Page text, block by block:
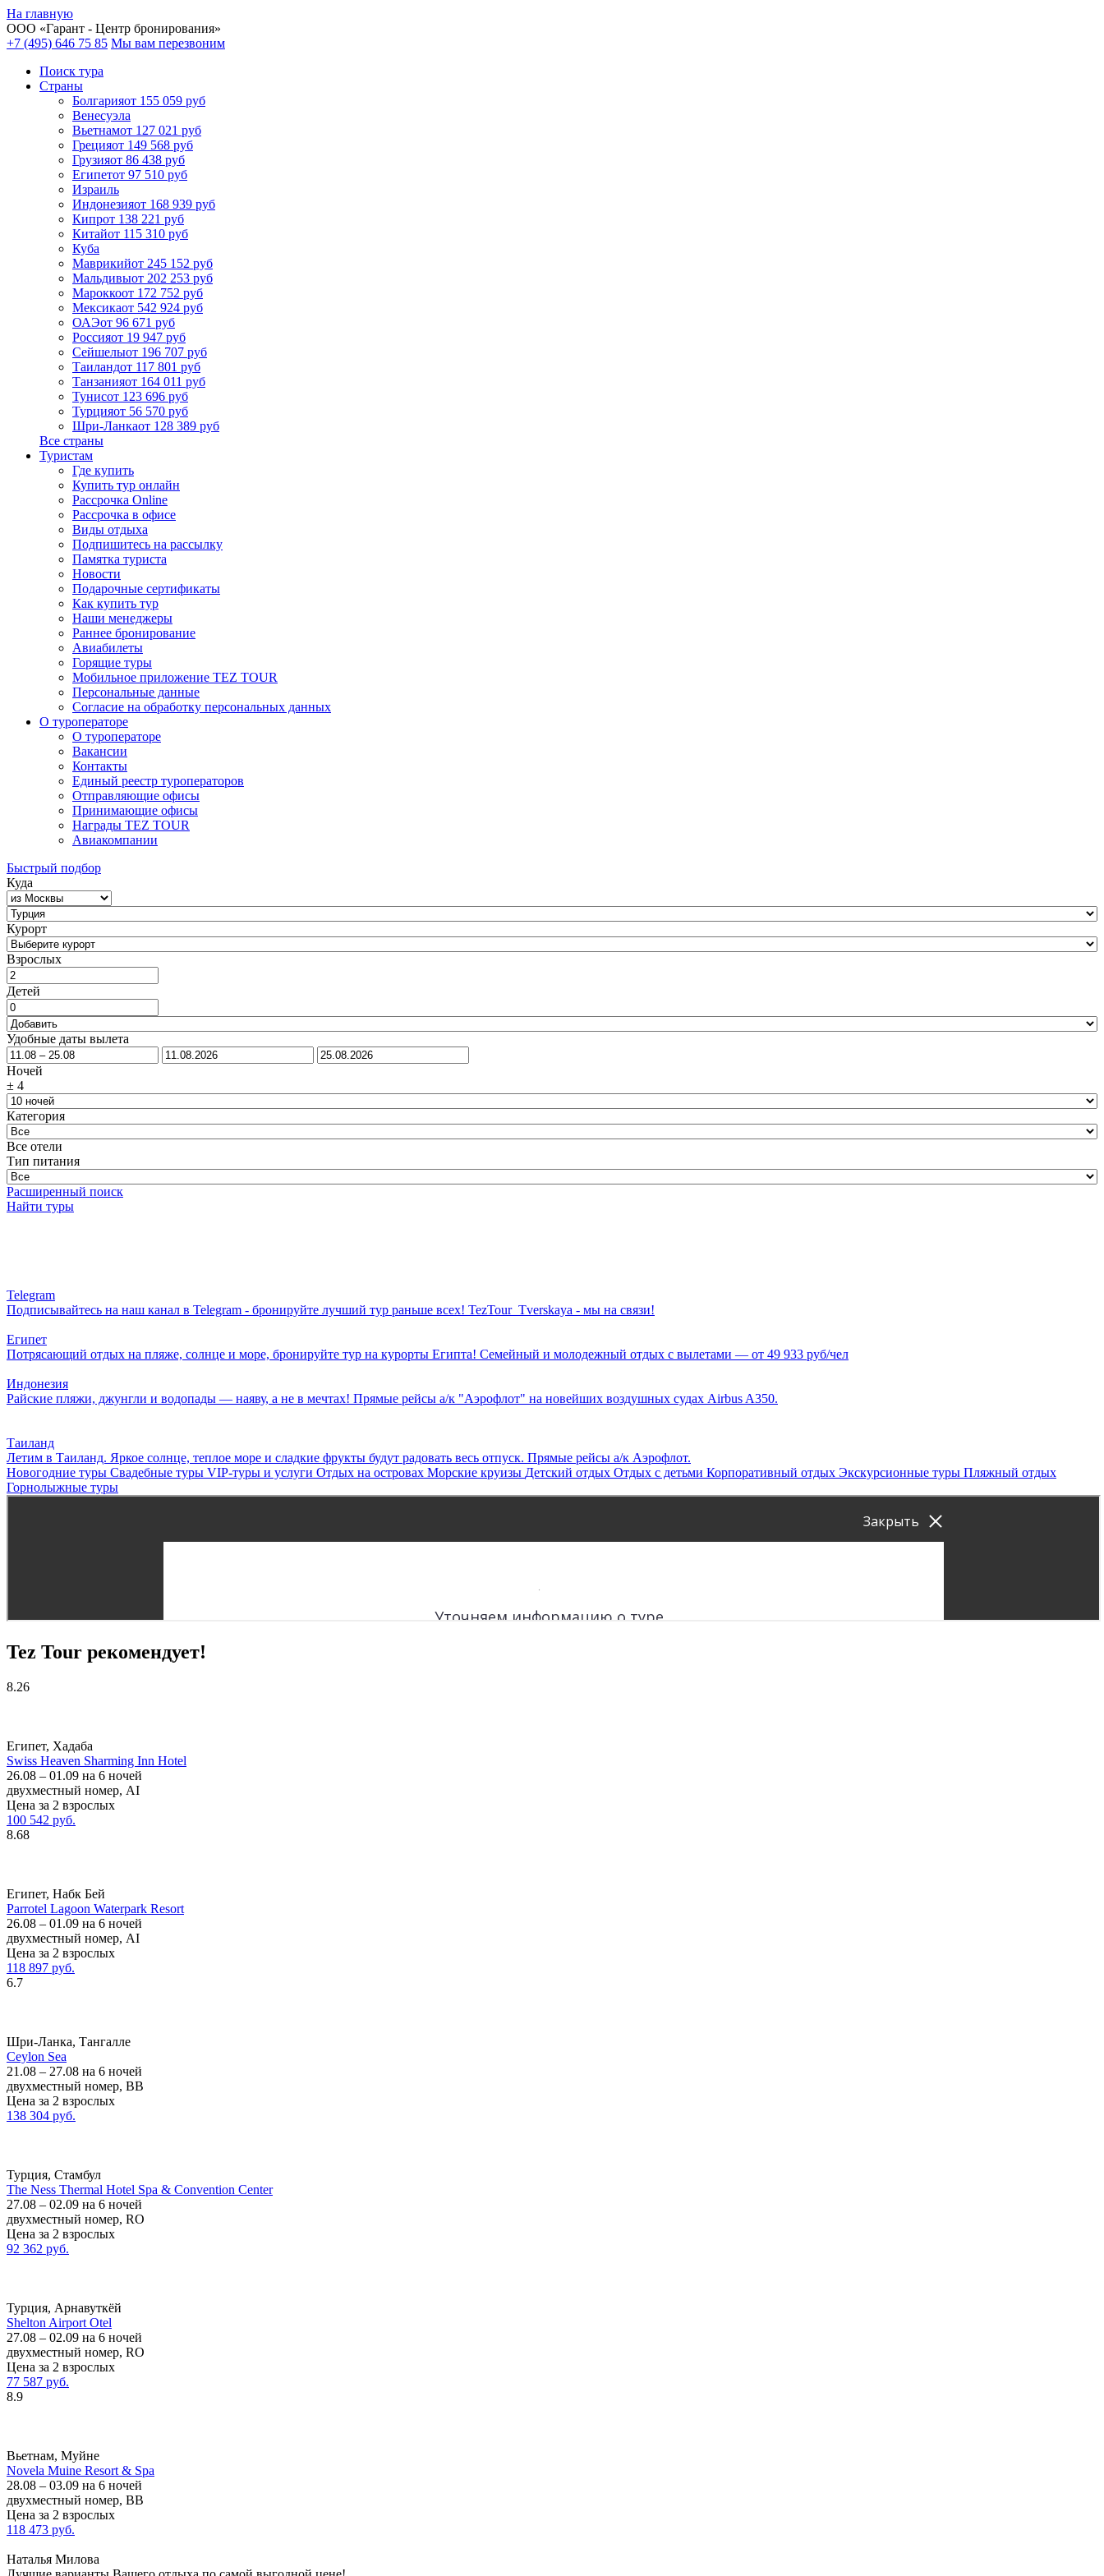
На главную
ООО «Гарант - Центр бронирования»
+7 (495) 646 75 85 Мы вам перезвоним
Поиск тура
Cтраны
Болгарияот 155 059 руб
Венесуэла
Вьетнамот 127 021 руб
Грецияот 149 568 руб
Грузияот 86 438 руб
Египетот 97 510 руб
Израиль
Индонезияот 168 939 руб
Кипрот 138 221 руб
Китайот 115 310 руб
Куба
Маврикийот 245 152 руб
Мальдивыот 202 253 руб
Мароккоот 172 752 руб
Мексикаот 542 924 руб
ОАЭот 96 671 руб
Россияот 19 947 руб
Сейшелыот 196 707 руб
Таиландот 117 801 руб
Танзанияот 164 011 руб
Тунисот 123 696 руб
Турцияот 56 570 руб
Шри-Ланкаот 128 389 руб
Все страны
Туристам
Где купить
Купить тур онлайн
Рассрочка Online
Рассрочка в офисе
Виды отдыха
Подпишитесь на рассылку
Памятка туриста
Новости
Подарочные сертификаты
Как купить тур
Наши менеджеры
Раннее бронирование
Авиабилеты
Горящие туры
Мобильное приложение TEZ TOUR
Персональные данные
Согласие на обработку персональных данных
О туроператоре
О туроператоре
Вакансии
Контакты
Единый реестр туроператоров
Отправляющие офисы
Принимающие офисы
Награды TEZ TOUR
Авиакомпании
Быстрый подбор
Куда
Курорт
Взрослых
Детей
Удобные даты вылета
Ночей
± 4
Категория
Все отели
Тип питания
Расширенный поиск
Найти туры
Telegram
Подписывайтесь на наш канал в Telegram - бронируйте лучший тур раньше всех! TezTour_Tverskaya - мы на связи!
Египет
Потрясающий отдых на пляже, солнце и море, бронируйте тур на курорты Египта! Семейный и молодежный отдых с вылетами — от 49 933 руб/чел
Индонезия
Райские пляжи, джунгли и водопады — наяву, а не в мечтах! Прямые рейсы а/к "Аэрофлот" на новейших воздушных судах Airbus A350.
Таиланд
Летим в Таиланд. Яркое солнце, теплое море и сладкие фрукты будут радовать весь отпуск. Прямые рейсы а/к Аэрофлот.
Новогодние туры Свадебные туры VIP-туры и услуги Отдых на островах Морские круизы Детский отдых Отдых с детьми Корпоративный отдых Экскурсионные туры Пляжный отдых
Горнолыжные туры
Tez Tour рекомендует!
8.26
Египет, Хадаба
Swiss Heaven Sharming Inn Hotel
26.08 – 01.09 на 6 ночей
двухместный номер, AI
Цена за 2 взрослых
100 542 руб.
8.68
Египет, Набк Бей
Parrotel Lagoon Waterpark Resort
26.08 – 01.09 на 6 ночей
двухместный номер, AI
Цена за 2 взрослых
118 897 руб.
6.7
Шри-Ланка, Тангалле
Ceylon Sea
21.08 – 27.08 на 6 ночей
двухместный номер, BB
Цена за 2 взрослых
138 304 руб.
Турция, Стамбул
The Ness Thermal Hotel Spa & Convention Center
27.08 – 02.09 на 6 ночей
двухместный номер, RO
Цена за 2 взрослых
92 362 руб.
Турция, Арнавуткёй
Shelton Airport Otel
27.08 – 02.09 на 6 ночей
двухместный номер, RO
Цена за 2 взрослых
77 587 руб.
8.9
Вьетнам, Муйне
Novela Muine Resort & Spa
28.08 – 03.09 на 6 ночей
двухместный номер, BB
Цена за 2 взрослых
118 473 руб.
Наталья Милова